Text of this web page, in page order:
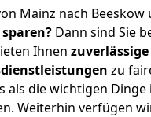
Mainz nach
Dann sind Sie
Ihnen zuverlässige
zu
als die wichtigen
Weiterhin verfügen